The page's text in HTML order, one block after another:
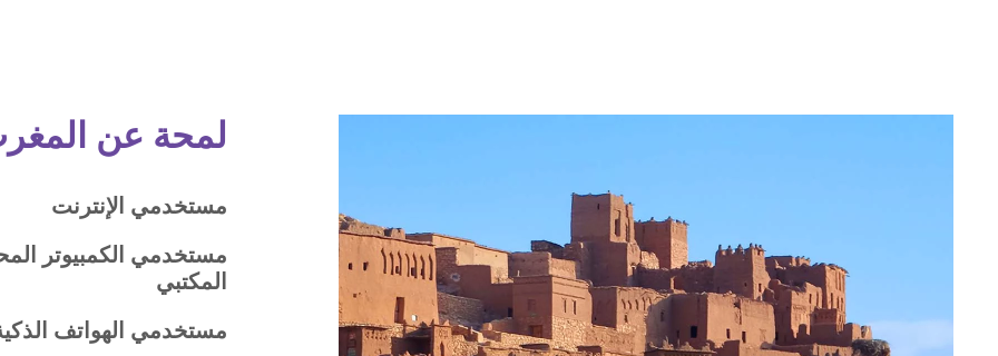
لمحة عن
مستخدمي الإنترنت
مستخدمي الكمبيوتر
المكتبي
مستخدمي الهواتف